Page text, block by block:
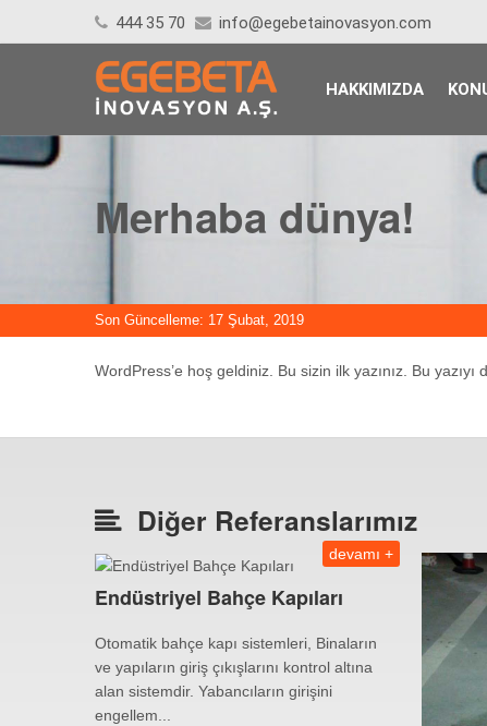
444 35 70 info@egebetainovasyon.com
HAKKIMIZDA
Merhaba dünya!
Son Güncelleme: 17 Şubat, 2019
WordPress’e hoş geldiniz. Bu sizin ilk yazınız. Bu
Diğer Referanslarımız
devamı +
Endüstriyel Bahçe Kapıları
Otomatik bahçe kapı sistemleri, Binaların
ve yapıların giriş çıkışlarını kontrol altına
alan sistemdir. Yabancıların girişini
engellem...